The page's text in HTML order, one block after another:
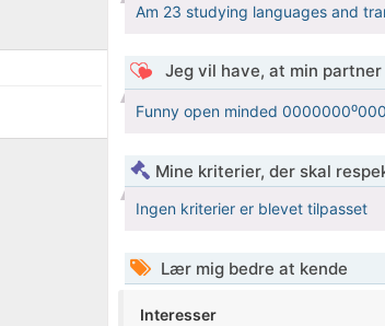
Am 23 studying languages and
Jeg vil have, at min
Funny open minded
Mine kriterier, der skal
Ingen kriterier er blevet tilpasset
Lær mig bedre at kende
Interesser